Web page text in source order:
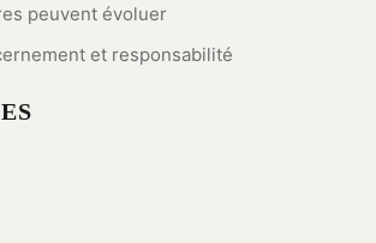
peuvent évoluer
et responsabilité